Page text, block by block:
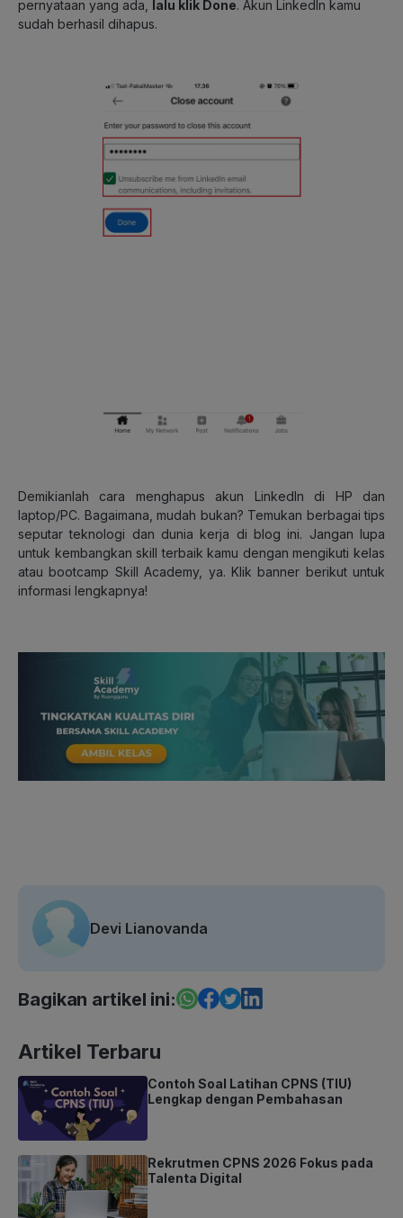
pernyataan yang ada, lalu klik Done. Akun LinkedIn kamu
sudah berhasil dihapus.
Demikianlah cara menghapus akun LinkedIn di HP dan
laptop/PC. Bagaimana, mudah bukan? Temukan berbagai tips
seputar teknologi dan dunia kerja di blog ini. Jangan lupa
untuk kembangkan skill terbaik kamu dengan mengikuti kelas
atau bootcamp Skill Academy, ya. Klik banner berikut untuk
informasi lengkapnya!
Devi Lianovanda
Bagikan artikel ini:
Artikel Terbaru
Contoh Soal Latihan CPNS (TIU)
Lengkap dengan Pembahasan
Rekrutmen CPNS 2026 Fokus pada
Talenta Digital